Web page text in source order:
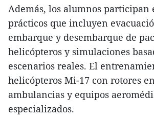
Además, los alumnos participan
prácticos que incluyen
embarque y desembarque de
helicópteros y simulaciones
escenarios reales. El
helicópteros Mi-17 con rotores
ambulancias y equipos
especializados.